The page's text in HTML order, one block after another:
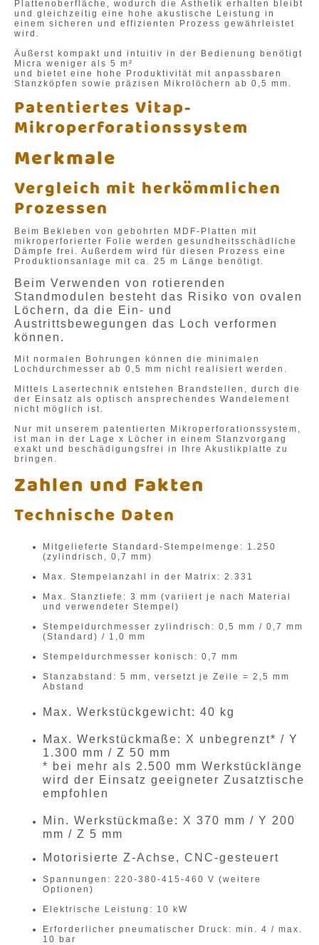
Plattenoberfläche, wodurch die Ästhetik erhalten bleibt
und gleichzeitig eine hohe akustische Leistung in
einem sicheren und effizienten Prozess gewährleistet
wird.
Äußerst kompakt und intuitiv in der Bedienung benötigt
Micra weniger als 5 m²
und bietet eine hohe Produktivität mit anpassbaren
Stanzköpfen sowie präzisen Mikrolöchern ab 0,5 mm.
Patentiertes Vitap-
Mikroperforationssystem
Merkmale
Vergleich mit herkömmlichen
Prozessen
Beim Bekleben von gebohrten MDF-Platten mit
mikroperforierter Folie werden gesundheitsschädliche
Dämpfe frei. Außerdem wird für diesen Prozess eine
Produktionsanlage mit ca. 25 m Länge benötigt.
Beim Verwenden von rotierenden
Standmodulen besteht das Risiko von ovalen
Löchern, da die Ein- und
Austrittsbewegungen das Loch verformen
können.
Mit normalen Bohrungen können die minimalen
Lochdurchmesser ab 0,5 mm nicht realisiert werden.
Mittels Lasertechnik entstehen Brandstellen, durch die
der Einsatz als optisch ansprechendes Wandelement
nicht möglich ist.
Nur mit unserem patentierten Mikroperforationssystem,
ist man in der Lage x Löcher in einem Stanzvorgang
exakt und beschädigungsfrei in Ihre Akustikplatte zu
bringen.
Zahlen und Fakten
Technische Daten
Mitgelieferte Standard-Stempelmenge: 1.250
(zylindrisch, 0,7 mm)
Max. Stempelanzahl in der Matrix: 2.331
Max. Stanztiefe: 3 mm (variiert je nach Material
und verwendeter Stempel)
Stempeldurchmesser zylindrisch: 0,5 mm / 0,7 mm
(Standard) / 1,0 mm
Stempeldurchmesser konisch: 0,7 mm
Stanzabstand: 5 mm, versetzt je Zeile = 2,5 mm
Abstand
Max. Werkstückgewicht: 40 kg
Max. Werkstückmaße: X unbegrenzt* / Y
1.300 mm / Z 50 mm
* bei mehr als 2.500 mm Werkstücklänge
wird der Einsatz geeigneter Zusatztische
empfohlen
Min. Werkstückmaße: X 370 mm / Y 200
mm / Z 5 mm
Motorisierte Z-Achse, CNC-gesteuert
Spannungen: 220-380-415-460 V (weitere
Optionen)
Elektrische Leistung: 10 kW
Erforderlicher pneumatischer Druck: min. 4 / max.
10 bar